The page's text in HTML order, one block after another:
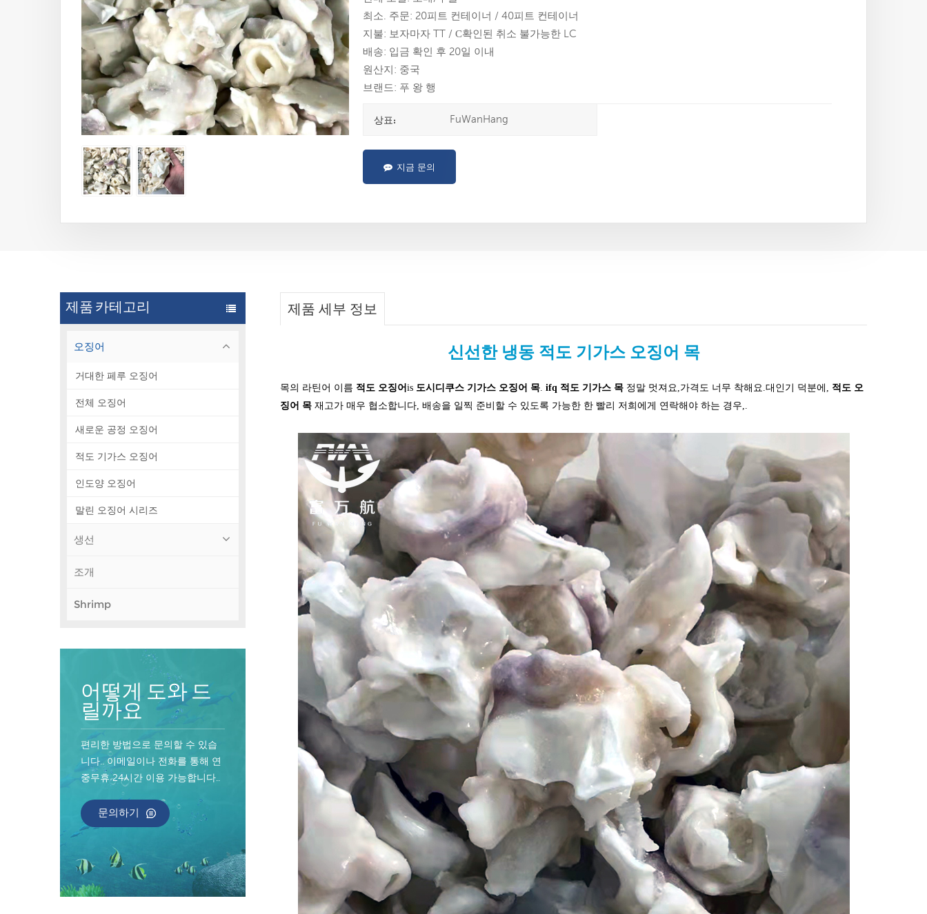
최소. 주문: 20피트 컨테이너 / 40피트 컨테이너
지불: 보자마자 TT / С확인된 취소 불가능한 LC
배송: 입금 확인 후 20일 이내
원산지: 중국
브랜드: 푸 왕 행
상표: FuWanHang
지금 문의
제품 카테고리
오징어
거대한 페루 오징어
전체 오징어
새로운 공정 오징어
적도 기가스 오징어
인도양 오징어
말린 오징어 시리즈
생선
조개
Shrimp
어떻게 도와 드
릴까요
편리한 방법으로 문의할 수 있습
니다.. 이메일이나 전화를 통해 연
중무휴 24시간 이용 가능합니다..
문의하기
제품 세부 정보
신선한 냉동 적도 기가스 오징어 목
목의 라틴어 이름 적도 오징어is 도시디쿠스 기가스 오징어 목. ifq 적도 기가스 목 정말 멋져요,가격도 너무 착해요.대인기 덕분에, 적도 오
징어 목 재고가 매우 협소합니다, 배송을 일찍 준비할 수 있도록 가능한 한 빨리 저희에게 연락해야 하는 경우,.